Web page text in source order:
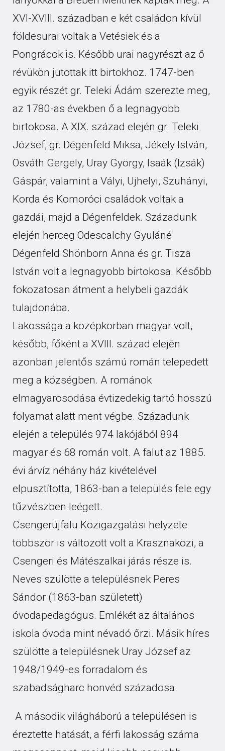
XVI-XVIII. században e két családon kívül
földesurai voltak a Vetésiek és a
Pongrácok is. Később urai nagyrészt az ő
révükön jutottak itt birtokhoz. 1747-ben
egyik részét gr. Teleki Ádám szerezte meg,
az 1780-as években ő a legnagyobb
birtokosa. A XIX. század elején gr. Teleki
József, gr. Dégenfeld Miksa, Jékely István,
Osváth Gergely, Uray György, Isaák (Izsák)
Gáspár, valamint a Vályi, Ujhelyi, Szuhányi,
Korda és Komoróci családok voltak a
gazdái, majd a Dégenfeldek. Századunk
elején herceg Odescalchy Gyuláné
Dégenfeld Shönborn Anna és gr. Tisza
István volt a legnagyobb birtokosa. Később
fokozatosan átment a helybeli gazdák
tulajdonába.
Lakossága a középkorban magyar volt,
később, főként a XVIII. század elején
azonban jelentős számú román telepedett
meg a községben. A románok
elmagyarosodása évtizedekig tartó hosszú
folyamat alatt ment végbe. Századunk
elején a település 974 lakójából 894
magyar és 68 román volt. A falut az 1885.
évi árvíz néhány ház kivételével
elpusztította, 1863-ban a település fele egy
tűzvészben leégett.
Csengerújfalu Közigazgatási helyzete
többször is változott volt a Krasznaközi, a
Csengeri és Mátészalkai járás része is.
Neves szülötte a településnek Peres
Sándor (1863-ban született)
óvodapedagógus. Emlékét az általános
iskola óvoda mint névadó őrzi. Másik híres
szülötte a településnek Uray József az
1948/1949-es forradalom és
szabadságharc honvéd századosa.
A második világháború a településen is
éreztette hatását, a férfi lakosság száma